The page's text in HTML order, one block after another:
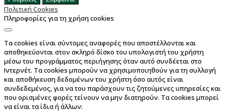
Πολιτική Cookies
Πληροφορίες για τη χρήση cookies
Τα cookies είναι σύντομες αναφορές που αποστέλλονται και
αποθηκεύονται στον σκληρό δίσκο του υπολογιστή του χρήστη
μέσω του προγράμματος περιήγησης όταν αυτό συνδέεται στο
Ιντερνέτ. Τα cookies μπορούν να χρησιμοποιηθούν για τη συλλογή
και αποθήκευση δεδομένων του χρήστη όσο αυτός είναι
συνδεδεμένος, για να του παράσχουν τις ζητούμενες υπηρεσίες και
που ορισμένες φορές τείνουν να μην διατηρούν. Τα cookies μπορεί
να είναι τα ίδια ή άλλων: